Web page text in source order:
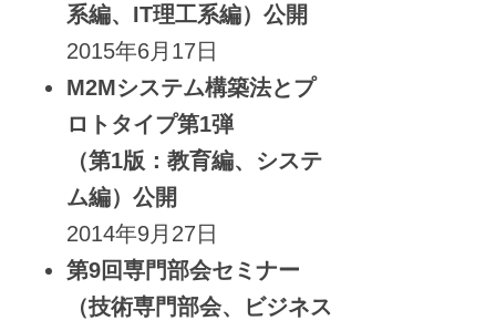
系編、IT理工系編）公開
2015年6月17日
M2Mシステム構築法とプ
ロトタイプ第1弾
（第1版：教育編、システ
ム編）公開
2014年9月27日
第9回専門部会セミナー
（技術専門部会、ビジネス